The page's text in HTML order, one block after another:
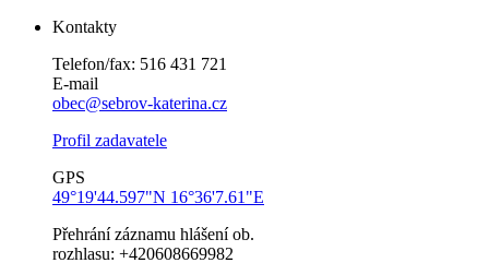
Kontakty
Telefon/fax: 516 431 721
E-mail
obec@sebrov-katerina.cz
Profil zadavatele
GPS
49°19'44.597"N 16°36'7.61"E
Přehrání záznamu hlášení ob.
rozhlasu: +420608669982